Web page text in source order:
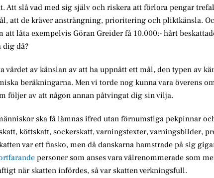
Att slå vad med sig själv och riskera att förlora pengar
att de kräver ansträngning, prioritering och pliktkänsla.
att låta exempelvis Göran Greider få 10.000:- hårt
dig då?
värdet av känslan av att ha uppnått ett mål, den typen av
beräkningarna. Men vi torde nog kunna vara överens
följer av att någon annan påtvingat dig sin vilja.
ska få lämnas ifred utan förnumstiga pekpinnar
köttskatt, sockerskatt, varningstexter, varningsbilder,
var ett fiasko, men då danskarna hamstrade på sig
personer som anses vara välrenommerade som
när skatten infördes, så var skatten verkningsfull.